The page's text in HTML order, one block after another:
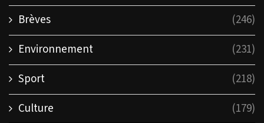
Brèves
(246)
Environnement
(231)
Sport
(218)
Culture
(179)